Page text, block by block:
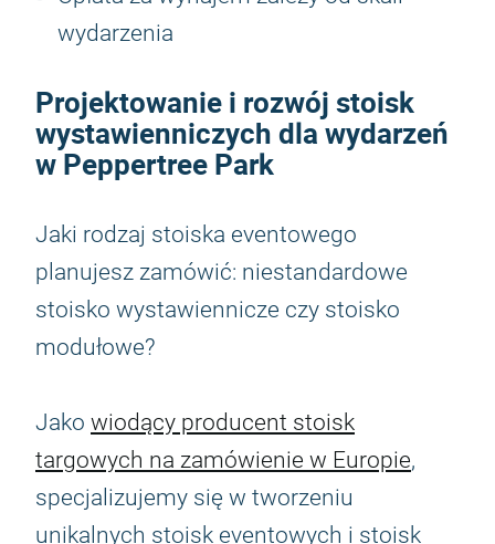
wydarzenia
Projektowanie i rozwój stoisk
wystawienniczych dla wydarzeń
w Peppertree Park
Jaki rodzaj stoiska eventowego
planujesz zamówić: niestandardowe
stoisko wystawiennicze czy stoisko
modułowe?
Jako wiodący producent stoisk
targowych na zamówienie w Europie,
specjalizujemy się w tworzeniu
unikalnych stoisk eventowych i stoisk